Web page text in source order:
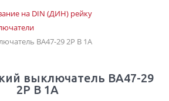
на DIN (ДИН) рейку
ВА47-29 2P B 1А
выключатель ВА47-29
2P B 1А